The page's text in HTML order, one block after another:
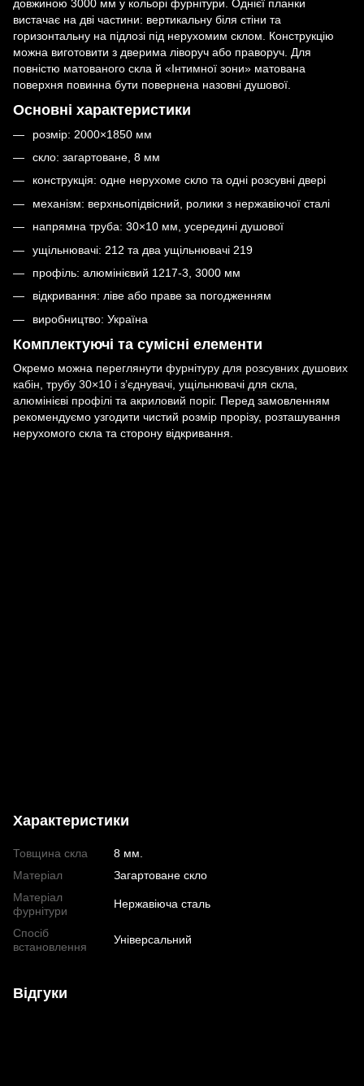
довжиною 3000 мм у кольорі фурнітури. Однієї планки
вистачає на дві частини: вертикальну біля стіни та
горизонтальну на підлозі під нерухомим склом. Конструкцію
можна виготовити з дверима ліворуч або праворуч. Для
повністю матованого скла й «Інтимної зони» матована
поверхня повинна бути повернена назовні душової.
Основні характеристики
розмір: 2000×1850 мм
скло: загартоване, 8 мм
конструкція: одне нерухоме скло та одні розсувні двері
механізм: верхньопідвісний, ролики з нержавіючої сталі
напрямна труба: 30×10 мм, усередині душової
ущільнювачі: 212 та два ущільнювачі 219
профіль: алюмінієвий 1217-3, 3000 мм
відкривання: ліве або праве за погодженням
виробництво: Україна
Комплектуючі та сумісні елементи
Окремо можна переглянути фурнітуру для розсувних душових
кабін, трубу 30×10 і з’єднувачі, ущільнювачі для скла,
алюмінієві профілі та акриловий поріг. Перед замовленням
рекомендуємо узгодити чистий розмір прорізу, розташування
нерухомого скла та сторону відкривання.
Характеристики
Товщина скла
8 мм.
Матеріал
Загартоване скло
Матеріал
фурнітури
Нержавіюча сталь
Спосіб
встановлення
Універсальний
Відгуки